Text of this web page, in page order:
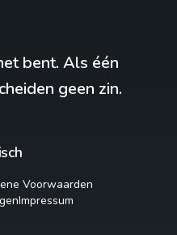
bent. Als één
geen zin.
Voorwaarden
Impressum